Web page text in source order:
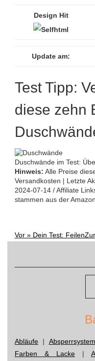
Design Hit
Update am:
Test Tipp:
diese zehn
Duschwände im Test:
Hinweis: Alle Preise
Versandkosten | Letzte
2024-07-14 / Affiliate
stammen aus der
Post
Vor » Dein Test: Feilen
Abläufe |
Farben & Lacke |